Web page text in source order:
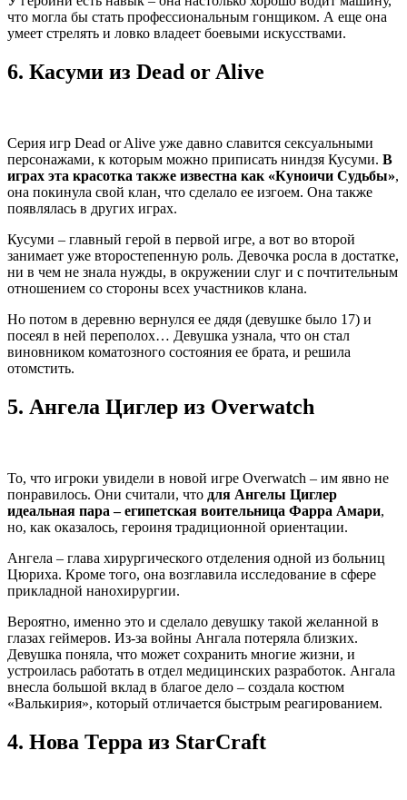
что могла бы стать профессиональным гонщиком. А еще она
умеет стрелять и ловко владеет боевыми искусствами.
6. Касуми из Dead or Alive
Серия игр Dead or Alive уже давно славится сексуальными
персонажами, к которым можно приписать ниндзя Кусуми. В
играх эта красотка также известна как «Куноичи Судьбы»,
она покинула свой клан, что сделало ее изгоем. Она также
появлялась в других играх.
Кусуми – главный герой в первой игре, а вот во второй
занимает уже второстепенную роль. Девочка росла в достатке,
ни в чем не знала нужды, в окружении слуг и с почтительным
отношением со стороны всех участников клана.
Но потом в деревню вернулся ее дядя (девушке было 17) и
посеял в ней переполох… Девушка узнала, что он стал
виновником коматозного состояния ее брата, и решила
отомстить.
5. Ангела Циглер из Overwatch
То, что игроки увидели в новой игре Overwatch – им явно не
понравилось. Они считали, что для Ангелы Циглер
идеальная пара – египетская воительница Фарра Амари,
но, как оказалось, героиня традиционной ориентации.
Ангела – глава хирургического отделения одной из больниц
Цюриха. Кроме того, она возглавила исследование в сфере
прикладной нанохирургии.
Вероятно, именно это и сделало девушку такой желанной в
глазах геймеров. Из-за войны Ангала потеряла близких.
Девушка поняла, что может сохранить многие жизни, и
устроилась работать в отдел медицинских разработок. Ангала
внесла большой вклад в благое дело – создала костюм
«Валькирия», который отличается быстрым реагированием.
4. Нова Терра из StarCraft